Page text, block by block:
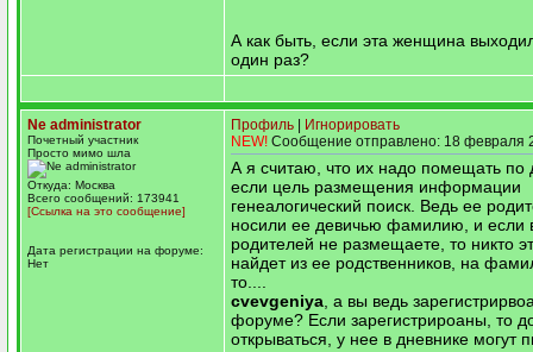
А как быть, если эта женщина
один раз?
Ne administrator
Почетный участник
Просто мимо шла
Откуда: Москва
Всего сообщений: 173941
[Ссылка на это сообщение]
Дата регистрации на форуме:
Нет
Профиль
Игнорировать
NEW! Сообщение отправлено: 18 февраля
А я считаю, что их надо помещать по
если цель размещения информации
генеалогический поиск. Ведь ее
носили ее девичью фамилию, и если
родителей не размещаете, то никто
найдет из ее родственников, на
то....
cvevgeniya , а вы ведь
форуме? Если зарегистрироаны, то
открываться, у нее в дневнике могут